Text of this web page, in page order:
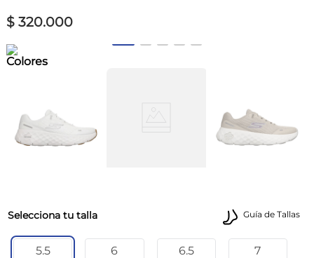
$ 320.000
Colores
Guía de Tallas
talla
5.5 6 6.5 7